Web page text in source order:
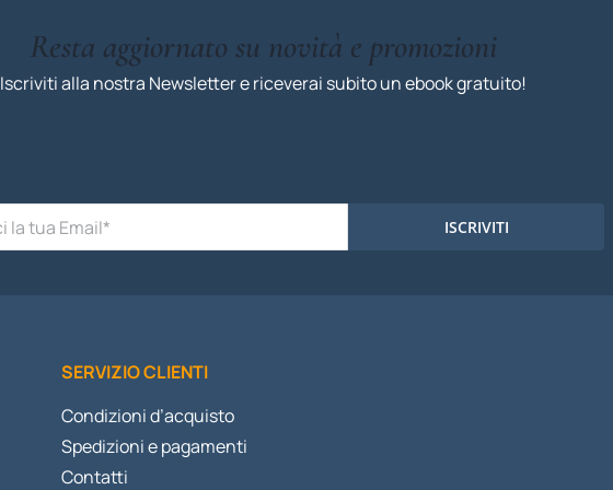
Resta aggiornato su novità e promozioni
Iscriviti alla nostra Newsletter e riceverai subito un ebook gratuito!
ISCRIVITI
SERVIZIO CLIENTI
Condizioni d’acquisto
Spedizioni e pagamenti
Contatti